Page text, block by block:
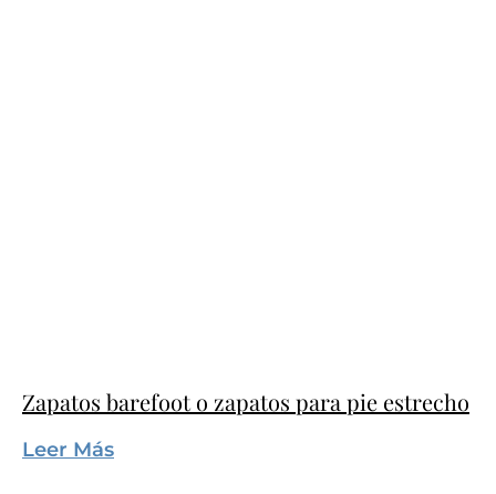
Zapatos barefoot o zapatos para pie estrecho
Leer Más